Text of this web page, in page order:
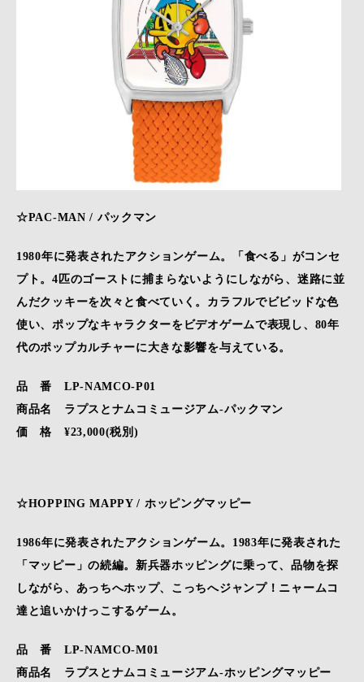
☆PAC-MAN / パックマン
1980年に発表されたアクションゲーム。「食べる」がコンセ
プト。4匹のゴーストに捕まらないようにしながら、迷路に並
んだクッキーを次々と食べていく。カラフルでビビッドな色
使い、ポップなキャラクターをビデオゲームで表現し、80年
代のポップカルチャーに大きな影響を与えている。
品 番 LP-NAMCO-P01
商品名 ラプスとナムコミュージアム-パックマン
価 格 ¥23,000(税別)
☆HOPPING MAPPY / ホッピングマッピー
1986年に発表されたアクションゲーム。1983年に発表された
「マッピー」の続編。新兵器ホッピングに乗って、品物を探
しながら、あっちへホップ、こっちへジャンプ！ニャームコ
達と追いかけっこするゲーム。
品 番 LP-NAMCO-M01
商品名 ラプスとナムコミュージアム-ホッピングマッピー